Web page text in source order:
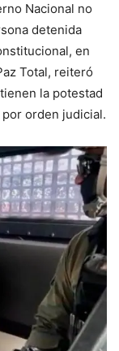
Nacional no
detenida
en
Total, reiteró
la potestad
orden judicial.